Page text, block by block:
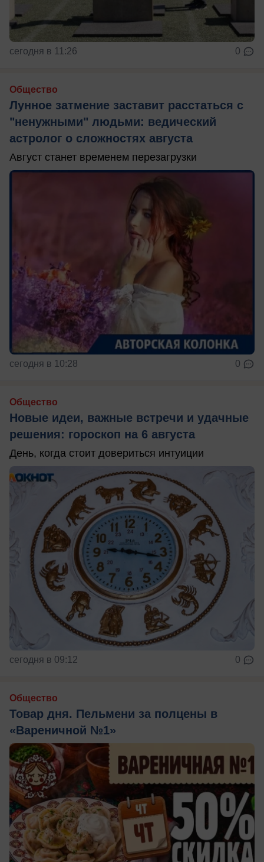
сегодня в 11:26 0
Общество
Лунное затмение заставит расстаться с
"ненужными" людьми: ведический
астролог о сложностях августа
Август станет временем перезагрузки
сегодня в 10:28 0
Общество
Новые идеи, важные встречи и удачные
решения: гороскоп на 6 августа
День, когда стоит довериться интуиции
сегодня в 09:12 0
Общество
Товар дня. Пельмени за полцены в
«Вареничной №1»